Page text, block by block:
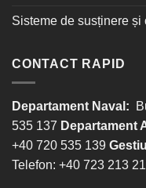
Sisteme de susținere și
CONTACT RAPID
Departament Naval:
535 137 Departament
+40 720 535 139
Telefon: +40 723 213